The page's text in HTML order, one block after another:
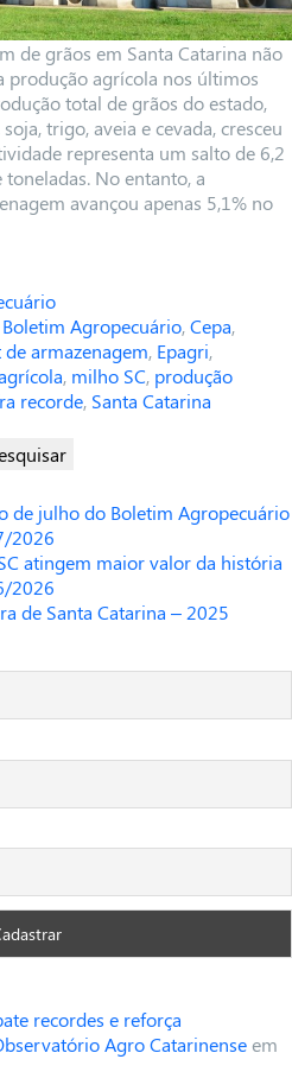
de grãos em Santa Catarina não
agrícola nos últimos
total de grãos do estado,
trigo, aveia e cevada, cresceu
representa um salto de 6,2
No entanto, a
avançou apenas 5,1% no
Boletim Agropecuário,Cepa,
armazenagem, Epagri,
, milho SC, produção
recorde, Santa Catarina
de julho do Boletim Agropecuário
2026
atingem maior valor da história
2026
de Santa Catarina – 2025
recordes e reforça
Agro Catarinenseem